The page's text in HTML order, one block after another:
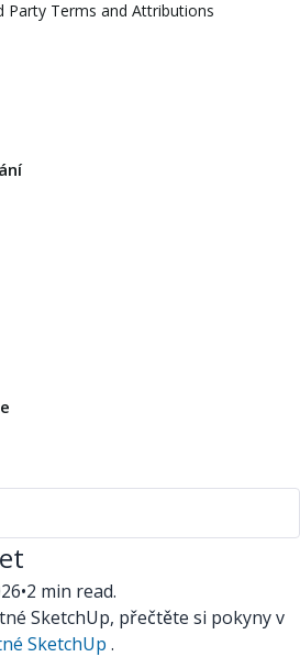
Party Terms and Attributions
•2 min read.
SketchUp, přečtěte si pokyny v
SketchUp .